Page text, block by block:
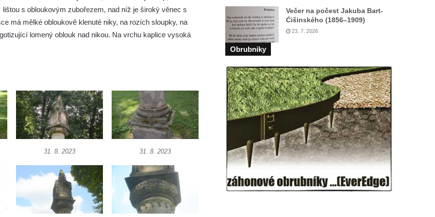
s obloukovým zubořezem, nad níž je široký věnec s
má mělké obloukově klenuté niky, na rozích sloupky, na
lomený oblouk nad nikou. Na vrchu kaplice vysoká
31. 8. 2023 31. 8. 2023
Večer na počest Jakuba Bart-
Ćišinského (1856–1909)
23. 7. 2026
Obrubniky